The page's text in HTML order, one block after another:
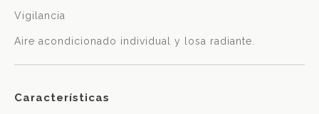
Vigilancia
Aire acondicionado individual y losa radiante.
Características